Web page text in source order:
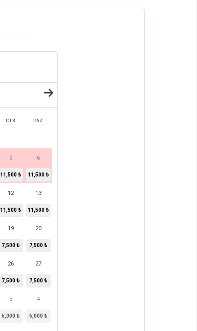
CTS PAZ
5
11,500 ₺
6
11,500 ₺
12
11,500 ₺
13
11,500 ₺
19
7,500 ₺
20
7,500 ₺
26
7,500 ₺
27
7,500 ₺
3
6,000 ₺
4
6,000 ₺